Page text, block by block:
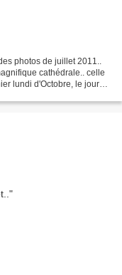
photos de juillet 2011..
cathédrale.. celle
lundi d'Octobre, le jour